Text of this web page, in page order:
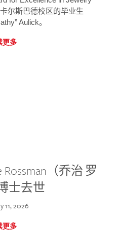
尔斯巴德校区的毕业生
Aulick。
更多
（乔治·罗
士去世
11, 2026
更多